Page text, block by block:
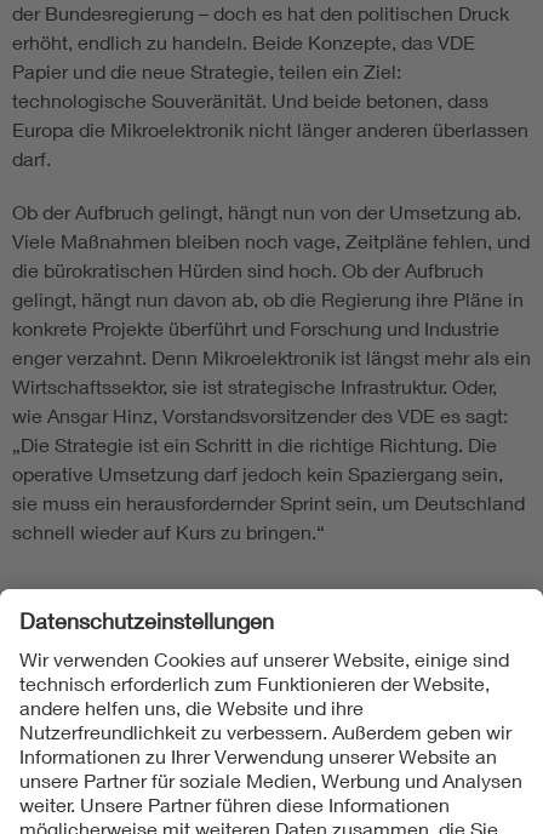
der Bundesregierung – doch es hat den politischen Druck
erhöht, endlich zu handeln. Beide Konzepte, das VDE
Papier und die neue Strategie, teilen ein Ziel:
technologische Souveränität. Und beide betonen, dass
Europa die Mikroelektronik nicht länger anderen überlassen
darf.
Ob der Aufbruch gelingt, hängt nun von der Umsetzung ab.
Viele Maßnahmen bleiben noch vage, Zeitpläne fehlen, und
die bürokratischen Hürden sind hoch. Ob der Aufbruch
gelingt, hängt nun davon ab, ob die Regierung ihre Pläne in
konkrete Projekte überführt und Forschung und Industrie
enger verzahnt. Denn Mikroelektronik ist längst mehr als ein
Wirtschaftssektor, sie ist strategische Infrastruktur. Oder,
wie Ansgar Hinz, Vorstandsvorsitzender des VDE es sagt:
„Die Strategie ist ein Schritt in die richtige Richtung. Die
operative Umsetzung darf jedoch kein Spaziergang sein,
sie muss ein herausfordernder Sprint sein, um Deutschland
schnell wieder auf Kurs zu bringen.“
Folgen Sie uns